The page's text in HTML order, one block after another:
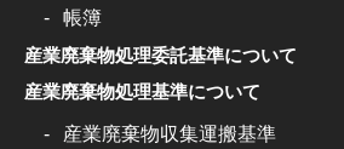
帳簿
産業廃棄物処理委託基準について
産業廃棄物処理基準について
産業廃棄物収集運搬基準